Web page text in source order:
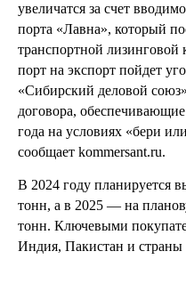
увеличатся за счет
порта «Лавна», который
транспортной
порт на экспорт пойдет
«Сибирский деловой
договора,
года на условиях «бери
сообщает kommersant.ru.
В 2024 году планируется
тонн, а в 2025 — на
тонн. Ключевыми
Индия, Пакистан и